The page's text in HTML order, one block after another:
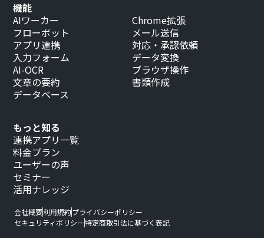
もっと知る
連携アプリ一覧
料金プラン
ユーザーの声
セミナー
活用ナレッジ
機能
AIワーカー
フローボット
アプリ連携
入力フォーム
AI-OCR
文章の要約
データベース
Chrome拡張
メール送信
対応・承認依頼
データ変換
ブラウザ操作
書類作成
会社概要利用規約プライバシーポリシー
セキュリティポリシー特定商取引法に基づく表記